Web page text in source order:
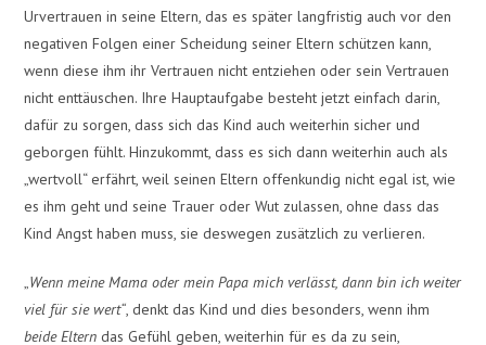
Urvertrauen in seine Eltern, das es später langfristig auch vor den
negativen Folgen einer Scheidung seiner Eltern schützen kann,
wenn diese ihm ihr Vertrauen nicht entziehen oder sein Vertrauen
nicht enttäuschen. Ihre Hauptaufgabe besteht jetzt einfach darin,
dafür zu sorgen, dass sich das Kind auch weiterhin sicher und
geborgen fühlt. Hinzukommt, dass es sich dann weiterhin auch als
„wertvoll“ erfährt, weil seinen Eltern offenkundig nicht egal ist, wie
es ihm geht und seine Trauer oder Wut zulassen, ohne dass das
Kind Angst haben muss, sie deswegen zusätzlich zu verlieren.
„Wenn meine Mama oder mein Papa mich verlässt, dann bin ich weiter
viel für sie wert“, denkt das Kind und dies besonders, wenn ihm
beide Eltern das Gefühl geben, weiterhin für es da zu sein,